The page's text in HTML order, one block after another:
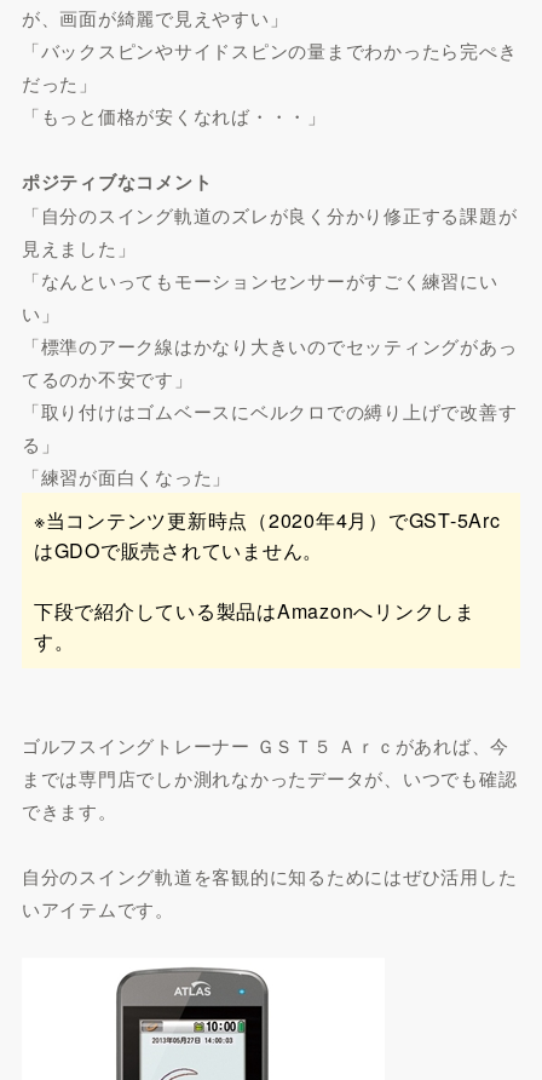
が、画面が綺麗で見えやすい」
「バックスピンやサイドスピンの量までわかったら完ぺき
だった」
「もっと価格が安くなれば・・・」
ポジティブなコメント
「自分のスイング軌道のズレが良く分かり修正する課題が
見えました」
「なんといってもモーションセンサーがすごく練習にい
い」
「標準のアーク線はかなり大きいのでセッティングがあっ
てるのか不安です」
「取り付けはゴムベースにベルクロでの縛り上げで改善す
る」
「練習が面白くなった」
※当コンテンツ更新時点（2020年4月）でGST-5Arc
はGDOで販売されていません。
下段で紹介している製品はAmazonへリンクしま
す。
ゴルフスイングトレーナー ＧＳＴ５ Ａｒｃがあれば、今
までは専門店でしか測れなかったデータが、いつでも確認
できます。
自分のスイング軌道を客観的に知るためにはぜひ活用した
いアイテムです。